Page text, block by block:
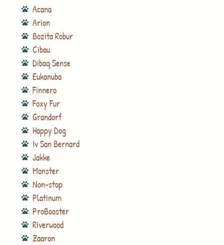
Acana
Arion
Bozita Robur
Cibau
Dibaq Sense
Eukanuba
Finnero
Foxy Fur
Grandorf
Happy Dog
Iv San Bernard
Jakke
Monster
Non-stop
Platinum
ProBooster
Riverwood
Zaaron